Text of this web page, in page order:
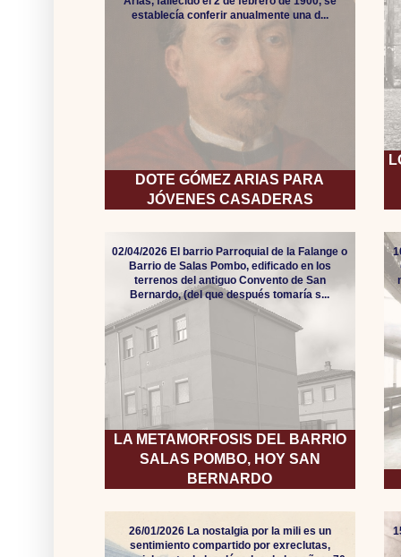
DOTE GÓMEZ ARIAS PARA
JÓVENES CASADERAS
establecía conferir anualmente una d...
LA METAMORFOSIS DEL BARRIO
SALAS POMBO, HOY SAN
BERNARDO
02/04/2026 El barrio Parroquial de la Falange o
Barrio de Salas Pombo, edificado en los
terrenos del antiguo Convento de San
Bernardo, (del que después tomaría s...
26/01/2026 La nostalgia por la mili es un
sentimiento compartido por exreclutas,